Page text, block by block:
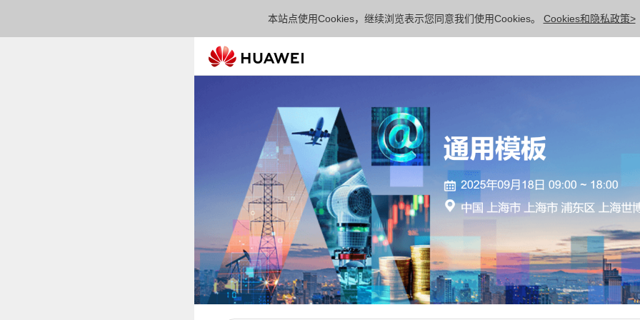
本站点使用Cookies，继续浏览表示您同意我们使用Cookies。 Cookies和隐私政策>